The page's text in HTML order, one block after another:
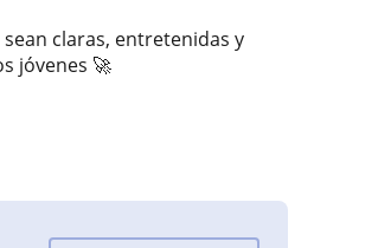
claras, entretenidas y
jóvenes 🚀